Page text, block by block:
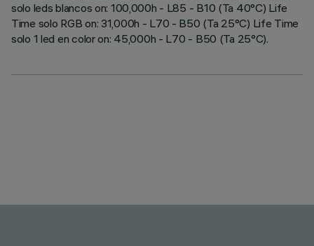
solo leds blancos on: 100,000h - L85 - B10 (Ta 40°C) Life
Time solo RGB on: 31,000h - L70 - B50 (Ta 25°C) Life Time
solo 1 led en color on: 45,000h - L70 - B50 (Ta 25°C).